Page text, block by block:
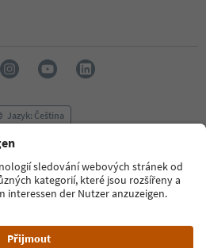
Jazyk: Čeština
nás Tisk
MICE
údajů
Podmínky a ujednání
Tiráž